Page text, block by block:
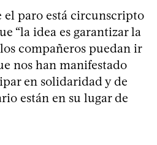
el paro está circunscripto
“la idea es garantizar la
compañeros puedan ir
nos han manifestado
en solidaridad y de
están en su lugar de